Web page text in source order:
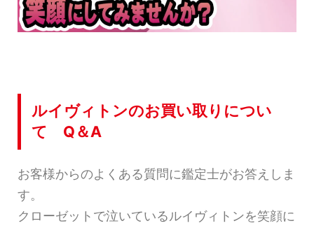
ルイヴィトンのお買い取りについ
て Q＆A
お客様からのよくある質問に鑑定士がお答えしま
す。
クローゼットで泣いているルイヴィトンを笑顔に